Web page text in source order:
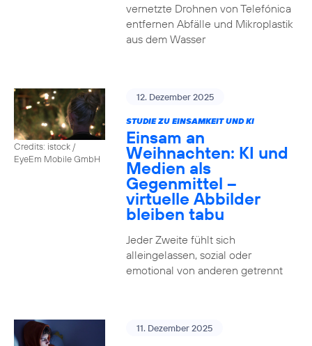
vernetzte Drohnen von Telefónica
entfernen Abfälle und Mikroplastik
aus dem Wasser
Credits: istock /
EyeEm Mobile GmbH
12. Dezember 2025
STUDIE ZU EINSAMKEIT UND KI
Einsam an
Weihnachten: KI und
Medien als
Gegenmittel –
virtuelle Abbilder
bleiben tabu
Jeder Zweite fühlt sich
alleingelassen, sozial oder
emotional von anderen getrennt
11. Dezember 2025